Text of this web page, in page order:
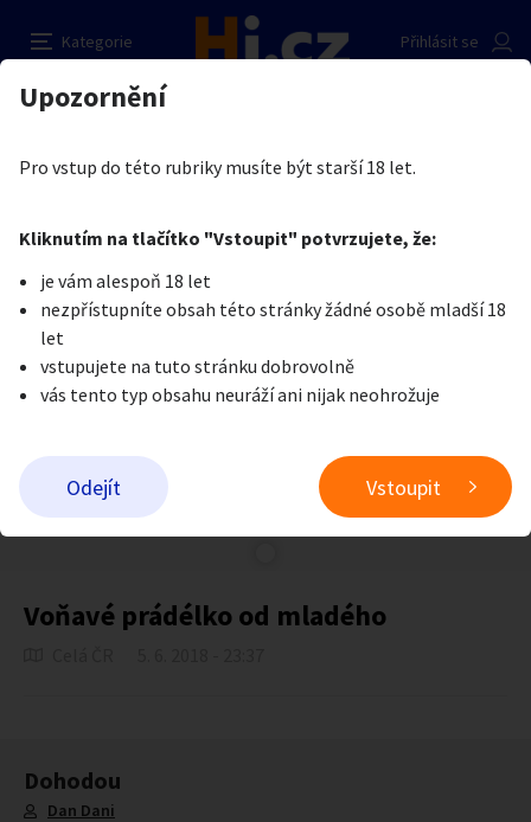
Kategorie
Přihlásit se
Auto-moto
Reality a bydlení Seznamka
Zvířata
Stroje a nářadí PC a elektro Sport a hobby
Sběratelství
Přidat inzerát
Erotika
Je nám líto, ale tenhle inzerát již není aktuální.
Voňavé prádélko od mladého
Dohodou
Dan Dani
Voňavé prádélko od mladého
Prodávající
Pošlete uživateli zprávu
Nahlásit inzerát
Upozornění
Pro vstup do této rubriky musíte být starší 18 let.
Kliknutím na tlačítko "Vstoupit" potvrzujete, že:
je vám alespoň 18 let
nezpřístupníte obsah této stránky žádné osobě mladší 18
let
vstupujete na tuto stránku dobrovolně
vás tento typ obsahu neuráží ani nijak neohrožuje
Odejít Vstoupit